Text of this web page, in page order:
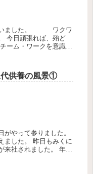
えいました。 ワクワ
今日頑張れば、殆ど
ーム・ワークを意識し
代供養の風景①
やって参りました。
ました。 昨日もみくに
来社されました。 年末